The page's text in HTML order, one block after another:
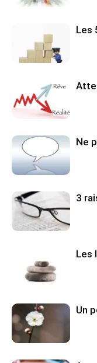
Les
Ne
3
Les
Un